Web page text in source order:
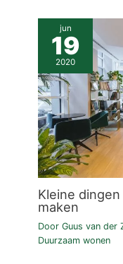
jun
19
2020
Kleine
maken
DoorGuus van der
Duurzaam wonen